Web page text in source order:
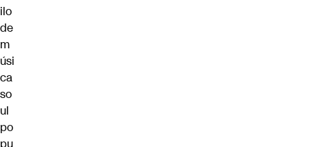
ilo
de
m
úsi
ca
so
ul
po